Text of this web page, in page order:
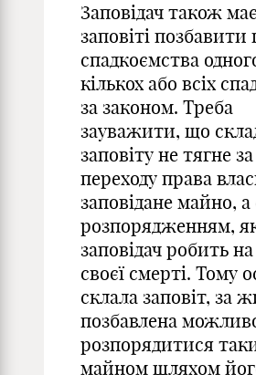
Заповідач також
заповіті позбавити
спадкоємства
кількох або всіх
за законом. Треба
зауважити, що
заповіту не тягне
переходу права
заповідане майно,
розпорядженням,
заповідач робить
своєї смерті. Тому
склала заповіт, за
позбавлена
розпорядитися
майном шляхом